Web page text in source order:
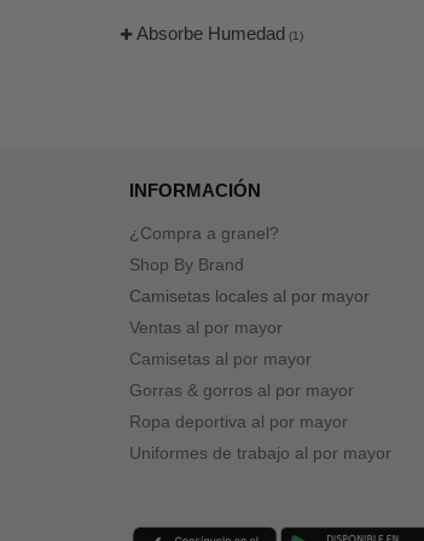
Absorbe Humedad (1)
INFORMACIÓN
¿Compra a granel?
Shop By Brand
Camisetas locales al por mayor
Ventas al por mayor
Camisetas al por mayor
Gorras & gorros al por mayor
Ropa deportiva al por mayor
Uniformes de trabajo al por mayor